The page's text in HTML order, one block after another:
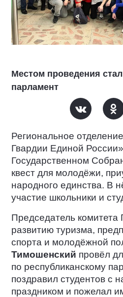
Местом проведения
парламент
Региональное
Гвардии Единой
Государственном
квест для молодёжи,
народного единства. В
участие школьники и
Председатель комитета
развитию туризма,
спорта и молодёжной
Тимошенский провёл
по республиканскому
поздравил студентов с
праздником и пожелал